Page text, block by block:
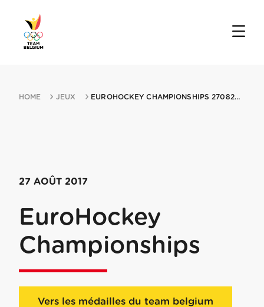
HOME JEUX EUROHOCKEY CHAMPIONSHIPS 27082017 AMSTELVEEN
27 AOÛT 2017
EuroHockey
Championships
Vers les médailles du team belgium